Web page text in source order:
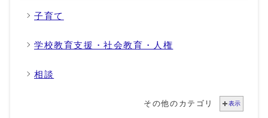
子育て
学校教育支援・社会教育・人権
相談
その他のカテゴリ 表示